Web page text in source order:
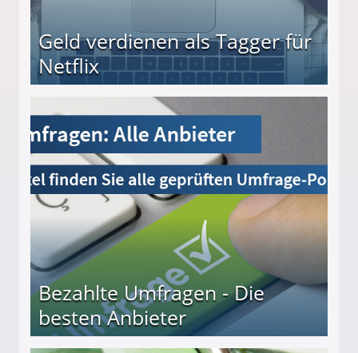
Geld verdienen als Tagger für
Netflix
Bezahlte Umfragen - Die
besten Anbieter